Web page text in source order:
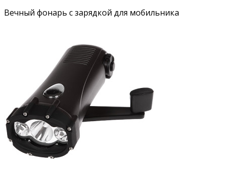
Вечный фонарь с зарядкой для мобильника